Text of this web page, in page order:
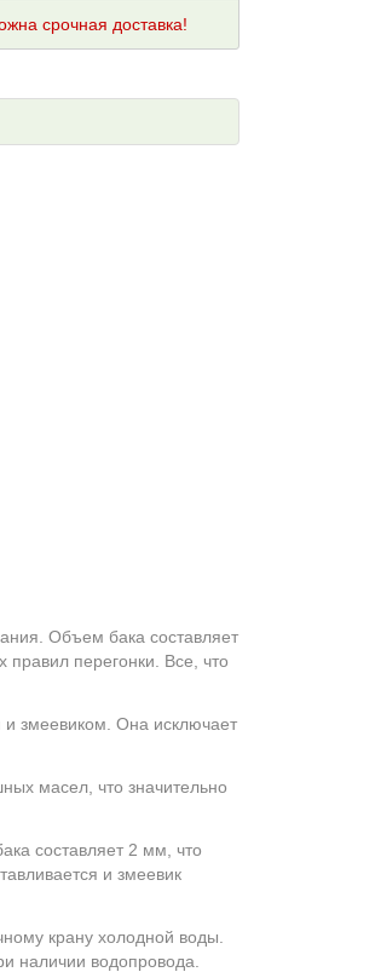
срочная доставка!
Объем бака составляет
правил перегонки. Все, что
змеевиком. Она исключает
масел, что значительно
составляет 2 мм, что
и змеевик
крану холодной воды.
наличии водопровода.